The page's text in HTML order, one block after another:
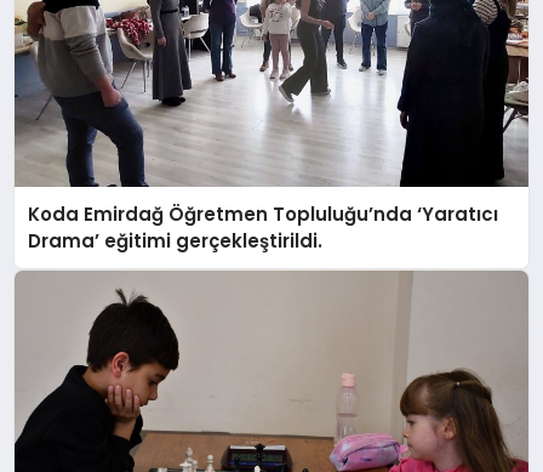
Koda Emirdağ Öğretmen Topluluğu’nda ‘Yaratıcı
Drama’ eğitimi gerçekleştirildi.